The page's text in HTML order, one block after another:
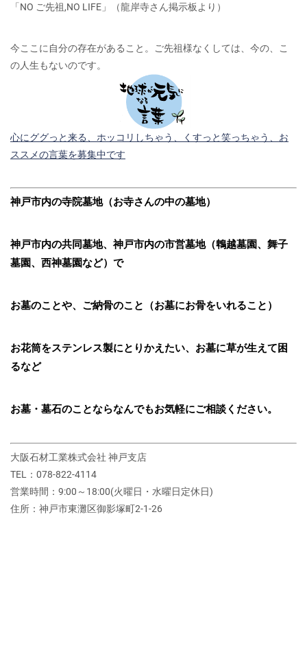
「NO ご先祖,NO LIFE」（龍岸寺さん掲示板より）
今ここに自分の存在があること。ご先祖様なくしては、今の、こ
の人生もないのです。
心にググっと来る、ホッコリしちゃう、くすっと笑っちゃう、お
ススメの言葉を募集中です
神戸市内の寺院墓地（お寺さんの中の墓地）
神戸市内の共同墓地、神戸市内の市営墓地（鵯越墓園、舞子
墓園、西神墓園など）で
お墓のことや、ご納骨のこと（お墓にお骨をいれること）
お花筒をステンレス製にとりかえたい、お墓に草が生えて困
るなど
お墓・墓石のことならなんでもお気軽にご相談ください。
大阪石材工業株式会社 神戸支店
TEL：078-822-4114
営業時間：9:00～18:00(火曜日・水曜日定休日)
住所：神戸市東灘区御影塚町2‐1‐26